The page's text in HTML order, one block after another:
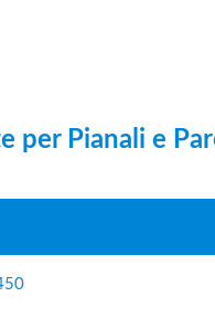
per Pianali e